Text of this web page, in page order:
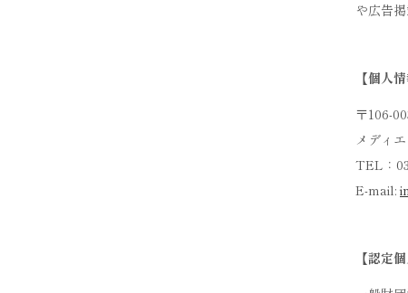
や広告
【個人
〒106-
メディ
TEL：
E-mail:
【認定